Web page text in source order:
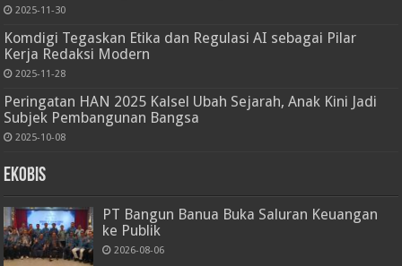
2025-11-30
Komdigi Tegaskan Etika dan Regulasi AI sebagai Pilar
Kerja Redaksi Modern
2025-11-28
Peringatan HAN 2025 Kalsel Ubah Sejarah, Anak Kini Jadi
Subjek Pembangunan Bangsa
2025-10-08
Ekobis
PT Bangun Banua Buka Saluran Keuangan
ke Publik
2026-08-06